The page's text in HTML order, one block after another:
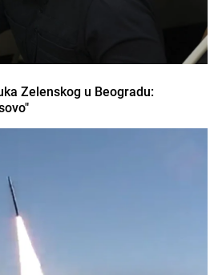
Zelenskog u Beogradu: